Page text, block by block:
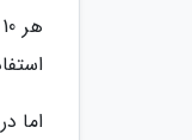
اما